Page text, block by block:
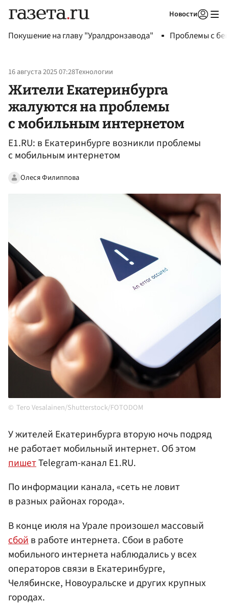
Новости
Покушение на главу "Уралдронзавода" Проблемы с
16 августа 2025 07:28Технологии
Жители Екатеринбурга
жалуются на проблемы
с мобильным интернетом
E1.RU: в Екатеринбурге возникли проблемы
с мобильным интернетом
Олеся Филиппова
Tero Vesalainen/Shutterstock/FOTODOM
У жителей Екатеринбурга вторую ночь подряд
не работает мобильный интернет. Об этом
пишетTelegram-канал E1.RU.
По информации канала, «сеть не ловит
в разных районах города».
В конце июля на Урале произошел массовый
сбой в работе интернета. Сбои в работе
мобильного интернета наблюдались у всех
операторов связи в Екатеринбурге,
Челябинске, Новоуральске и других крупных
городах.